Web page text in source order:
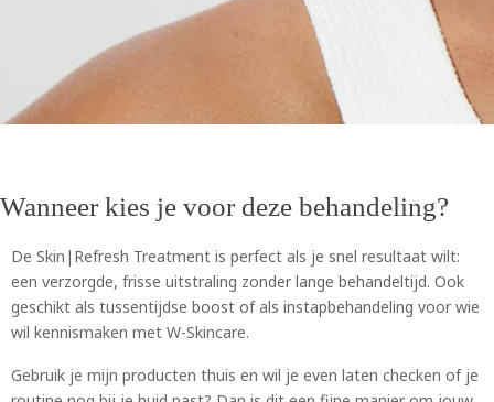
Wanneer kies je voor deze behandeling?
De Skin|Refresh Treatment is perfect als je snel resultaat wilt:
een verzorgde, frisse uitstraling zonder lange behandeltijd. Ook
geschikt als tussentijdse boost of als instapbehandeling voor wie
wil kennismaken met W-Skincare.
Gebruik je mijn producten thuis en wil je even laten checken of je